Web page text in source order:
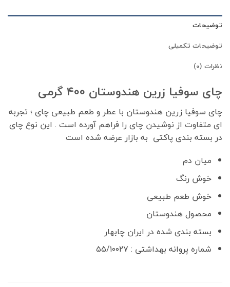
توضیحات
توضیحات تکمیلی
نظرات (0)
چای سوفیا زرین هندوستان ۴۰۰ گرمی
چای سوفیا زرین هندوستان با عطر و طعم طبیعی چای ؛ تجربه
ای متفاوت از نوشیدن چای را فراهم آورده است . این نوع چای
در بسته بندی پاکتی به بازار عرضه شده است
میان دم
خوش رنگ
خوش طعم طبیعی
محصول هندوستان
بسته بندی شده در ایران چابهار
شماره پروانه بهداشتی : ۵۵/۱۰۰۲۷